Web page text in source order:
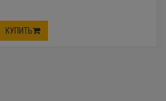
КУПИТЬ